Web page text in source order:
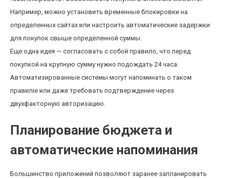
Например, можно установить временные блокировки на
определенных сайтах или настроить автоматические задержки
для покупок свыше определенной суммы.
Еще одна идея — согласовать с собой правило, что перед
покупкой на крупную сумму нужно подождать 24 часа.
Автоматизированные системы могут напоминать о таком
правилie или даже требовать подтверждение через
двухфакторную авторизацию.
Планирование бюджета и
автоматические напоминания
Большинство приложений позволяют заранее запланировать